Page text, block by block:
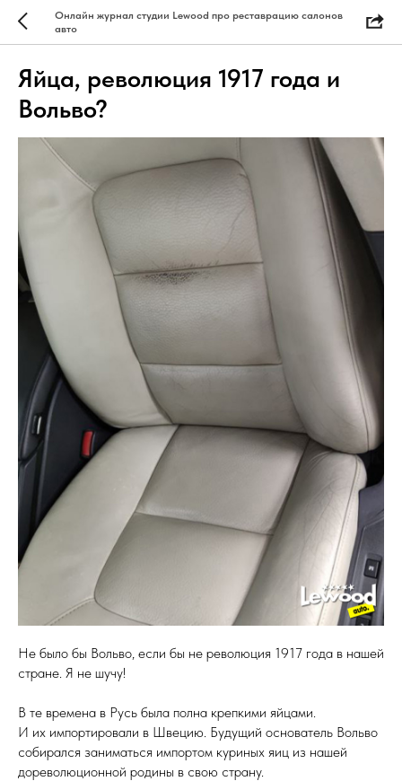
Онлайн журнал студии Lewood про реставрацию салонов
авто
Яйца, революция 1917 года и
Вольво?
Не было бы Вольво, если бы не революция 1917 года в нашей
стране. Я не шучу!
В те времена в Русь была полна крепкими яйцами.
И их импортировали в Швецию. Будущий основатель Вольво
собирался заниматься импортом куриных яиц из нашей
дореволюционной родины в свою страну.